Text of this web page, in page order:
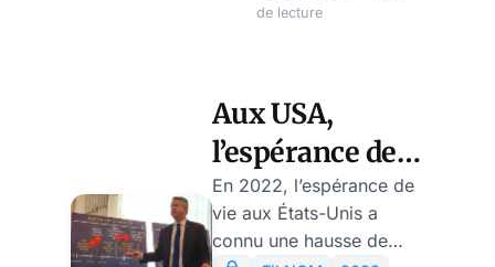
prévention des maladies
Covid-19, aux maladies
cardiaques et aux
overdoses (médicaments
et drogues) peut
expliquer ce résultat.
Notons que la baisse de
de lecture
Aux USA,
l’espérance de
vie se redresse
peu à peu
En 2022, l’espérance de
vie aux États-Unis a
connu une hausse de